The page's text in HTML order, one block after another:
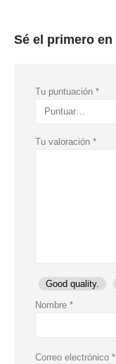
Sé el primero en
Tu puntuación *
Tu valoración *
Good quality.
Nombre *
Correo electrónico *